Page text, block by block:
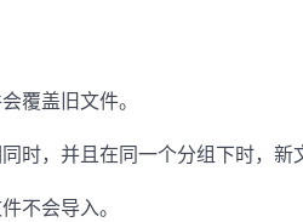
覆盖旧文件。
，并且在同一个分组下时，新
不会导入。